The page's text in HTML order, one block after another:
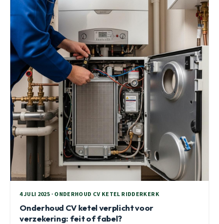
4 JULI 2025 · ONDERHOUD CV KETEL RIDDERKERK
Onderhoud CV ketel verplicht voor
verzekering: feit of fabel?